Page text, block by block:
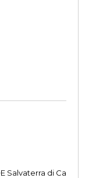
Salvaterra di Ca